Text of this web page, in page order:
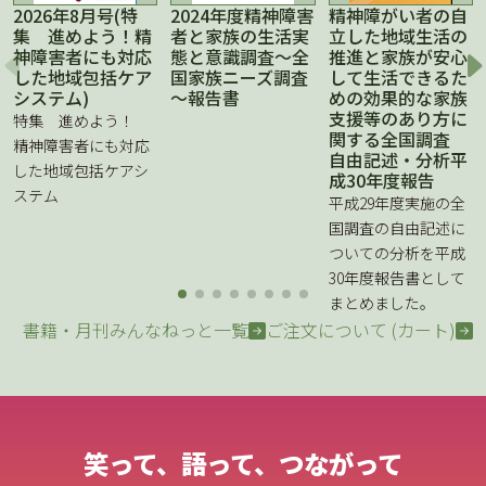
2026年8月号(特
集 進めよう！精
神障害者にも対応
した地域包括ケア
システム)
特集 進めよう！
精神障害者にも対応
した地域包括ケアシ
ステム
2024年度精神障害
者と家族の生活実
態と意識調査～全
国家族ニーズ調査
～報告書
精神障がい者の自
立した地域生活の
推進と家族が安心
して生活できるた
めの効果的な家族
支援等のあり方に
関する全国調査
自由記述・分析平
成30年度報告
平成29年度実施の全
国調査の自由記述に
ついての分析を平成
30年度報告書として
まとめました。
書籍・月刊みんなねっと一覧 ご注文について (カート)
笑って、語って、つながって